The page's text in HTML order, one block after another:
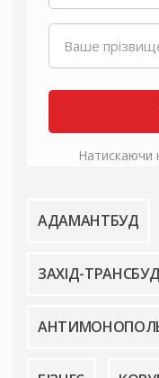
АДАМАНТБУД
ЗАХІД-ТРАНСБУД